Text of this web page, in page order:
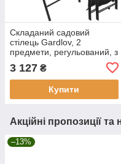
Складаний садовий
стілець Gardlov, 2
предмети, регульований, з
27674
3 127 ₴
Купити
Акційні пропозиції та
–13%